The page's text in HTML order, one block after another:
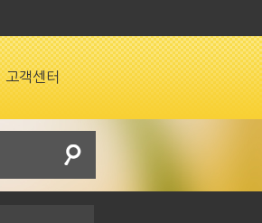
고객센터